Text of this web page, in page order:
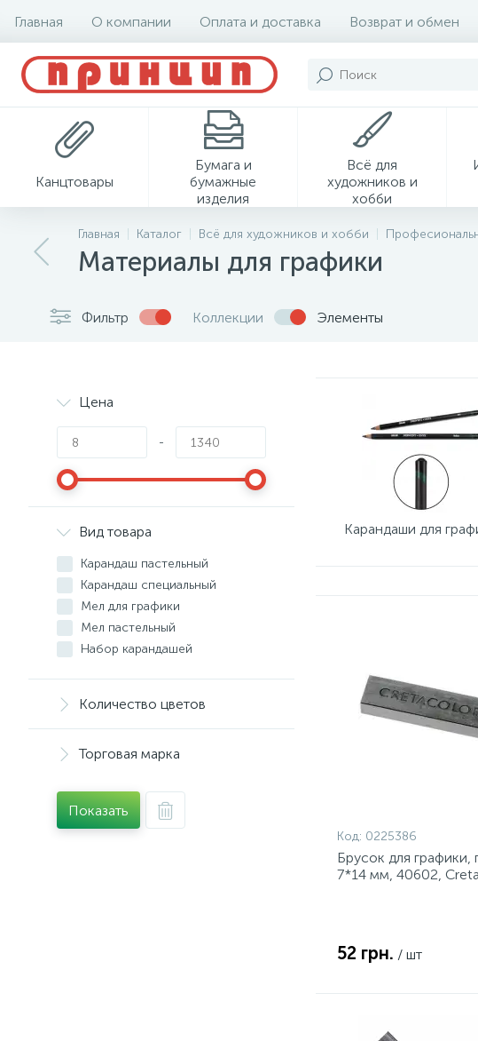
Главная О компании Оплата и доставка Возврат и обмен
Канцтовары
Бумага и
бумажные
изделия
Всё для
художников и
хобби
Главная Каталог Всё для художников и хобби
Материалы для графики
Фильтр Коллекции Элементы
Цена
-
Вид товара
Карандаш пастельный
Карандаш специальный
Мел для графики
Мел пастельный
Набор карандашей
Пастель сухая
Уголь художний
Количество цветов
Торговая марка
Показать
Карандаши для
Код: 0225386
Брусок для графики,
7*14 мм, 40602,
52 грн. / шт